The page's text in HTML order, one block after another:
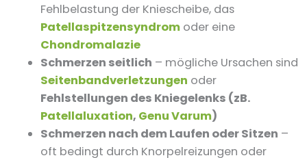
Fehlbelastung der Kniescheibe, das
Patellaspitzensyndrom oder eine
Chondromalazie
Schmerzen seitlich – mögliche Ursachen sind
Seitenbandverletzungen oder
Fehlstellungen des Kniegelenks (zB.
Patellaluxation, Genu Varum)
Schmerzen nach dem Laufen oder Sitzen –
oft bedingt durch Knorpelreizungen oder